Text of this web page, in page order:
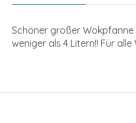
Schöner großer
weniger als 4 Litern!! Für alle